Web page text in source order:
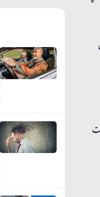
حيث بقيت